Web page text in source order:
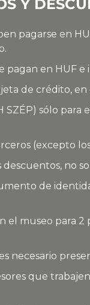
Y
pagarse en
pagan en HUF e
de crédito,
sólo para
(excepto
descuentos, no
de
museo para 2
necesario
que